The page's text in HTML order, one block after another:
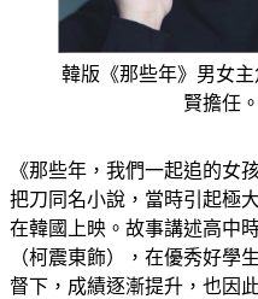
韓版《那些年》男女
賢擔任
《那些年，我們一起追的女
把刀同名小說，當時引起極
在韓國上映。故事講述高中
（柯震東飾），在優秀好學
督下，成績逐漸提升，也因